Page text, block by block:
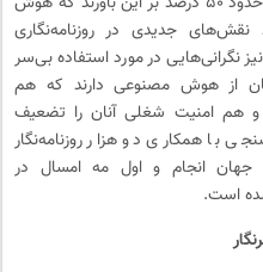
نقش‌های جدیدی در روزنامه‌نگاری
نگرانی‌هایی در مورد استفاده بی‌سر
از هوش مصنوعی دارند که هم
و هم امنیت شغلی آنان را تضعیف
با همکاری دو هزار روزنامه‌نگار
انجام و اول مه امسال در